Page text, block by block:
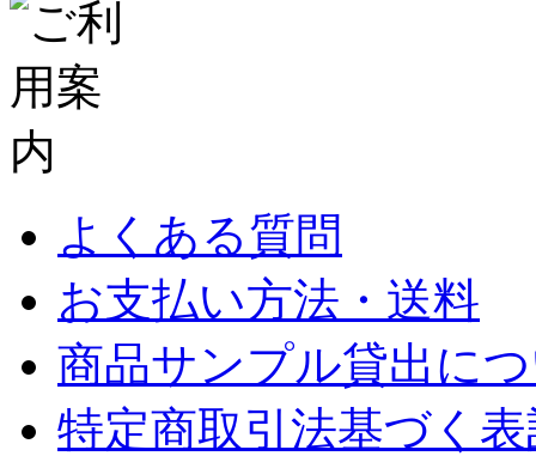
よくある質問
お支払い方法・送料
商品サンプル貸出に
特定商取引法基づく